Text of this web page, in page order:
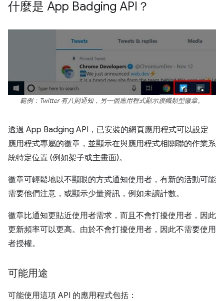
什麼是 App Badging API？
範例：Twitter 有八則通知，另一個應用程式顯示旗幟類型徽章。
透過 App Badging API，已安裝的網頁應用程式可以設定
應用程式專屬的徽章，並顯示在與應用程式相關聯的作業系
統特定位置 (例如架子或主畫面)。
徽章可輕鬆地以不顯眼的方式通知使用者，有新的活動可能
需要他們注意，或顯示少量資訊，例如未讀計數。
徽章比通知更貼近使用者需求，而且不會打擾使用者，因此
更新頻率可以更高。由於不會打擾使用者，因此不需要使用
者授權。
可能用途
可能使用這項 API 的應用程式包括：